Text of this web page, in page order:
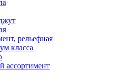
рельефная
класса
ассортимент